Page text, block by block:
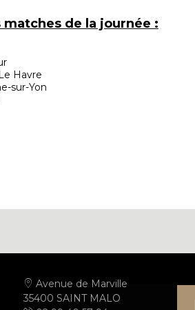
matches de la journée :
Havre
sur-Yon
Avenue de Marville
35400 SAINT MALO